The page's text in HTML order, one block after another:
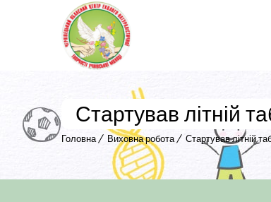
Стартував літній
Головна Виховна робота Стартував літній